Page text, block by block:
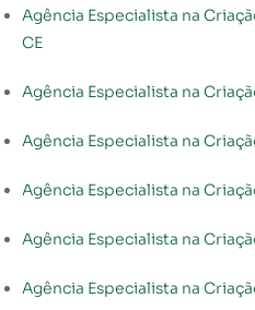
Agência Especialista na
CE
Agência Especialista na
Agência Especialista na
Agência Especialista na
Agência Especialista na
Agência Especialista na